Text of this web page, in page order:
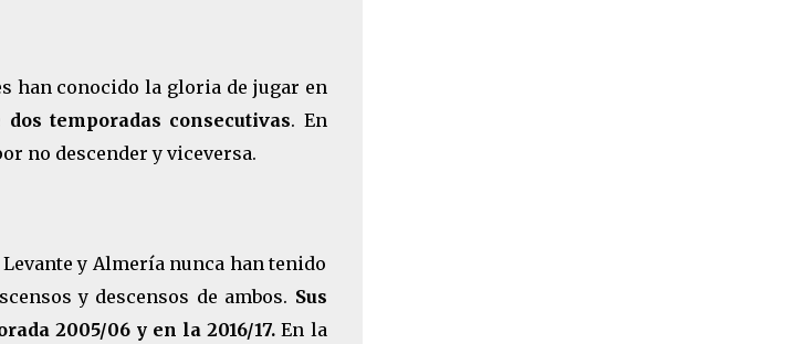
han conocido la gloria de jugar en
temporadas consecutivas. En
no descender y viceversa.
y Almería nunca han tenido
y descensos de ambos. Sus
2005/06 y en la 2016/17. En la